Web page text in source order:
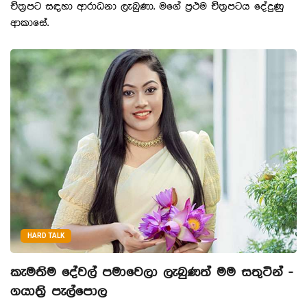
චිත්‍රපට සඳහා ආරාධනා ලැබුණා. මගේ ප්‍රථම චිත්‍රපටය දේදුණු
ආකාසේ.
HARD TALK
කැමතිම දේවල් පමාවෙලා ලැබුණත් මම සතුටින් -
ගයාත්‍රි පැල්පොල